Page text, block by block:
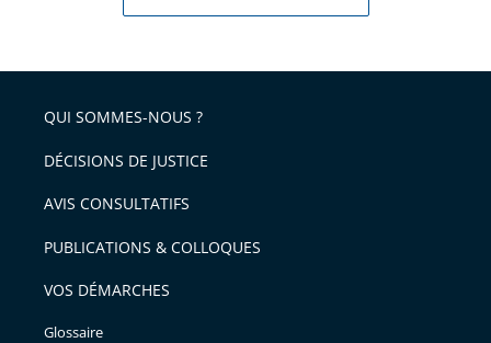
QUI SOMMES-NOUS ?
DÉCISIONS DE JUSTICE
AVIS CONSULTATIFS
PUBLICATIONS & COLLOQUES
VOS DÉMARCHES
Glossaire